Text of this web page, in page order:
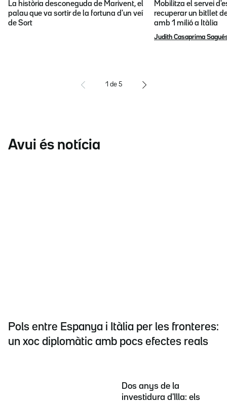
La història desconeguda de Marivent, el
palau que va sortir de la fortuna d'un veí
de Sort
Mobilitza el servei
recuperar un bitllet
amb 1 milió a Itàlia
Judith Casaprima
1 de 5
Avui és notícia
Pols entre Espanya i Itàlia per les fronteres:
un xoc diplomàtic amb pocs efectes reals
Dos anys de la
investidura d'Illa: els